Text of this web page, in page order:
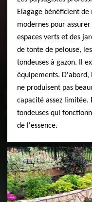
Elagage bénéficient
modernes pour
espaces verts et des
de tonte de pelouse,
tondeuses à gazon. Il
équipements. D'abord,
ne produisent pas
capacité assez limitée.
tondeuses qui
de l'essence.